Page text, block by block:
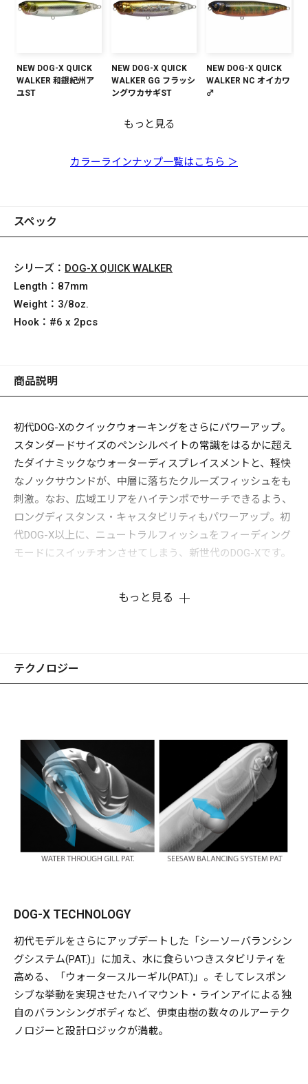
NEW DOG-X QUICK
WALKER 和銀紀州ア
ユST
NEW DOG-X QUICK
WALKER GG フラッシ
ングワカサギST
NEW DOG-X QUICK
WALKER NC オイカワ
♂
チャート
もっと見る
カラーラインナップ一覧はこちら ＞
スペック
シリーズ： DOG-X QUICK WALKER
Length： 87mm
Weight： 3/8oz.
Hook： #6 x 2pcs
商品説明
初代DOG-Xのクイックウォーキングをさらにパワーアップ。
スタンダードサイズのペンシルベイトの常識をはるかに超え
たダイナミックなウォーターディスプレイスメントと、軽快
なノックサウンドが、中層に落ちたクルーズフィッシュをも
刺激。なお、広域エリアをハイテンポでサーチできるよう、
ロングディスタンス・キャスタビリティもパワーアップ。初
代DOG-X以上に、ニュートラルフィッシュをフィーディング
モードにスイッチオンさせてしまう、新世代のDOG-Xです。
もっと見る
テクノロジー
DOG-X TECHNOLOGY
初代モデルをさらにアップデートした「シーソーバランシン
グシステム(PAT.)」に加え、水に食らいつきスタビリティを
高める、「ウォータースルーギル(PAT.)」。そしてレスポン
シブな挙動を実現させたハイマウント・ラインアイによる独
自のバランシングボディなど、伊東由樹の数々のルアーテク
ノロジーと設計ロジックが満載。